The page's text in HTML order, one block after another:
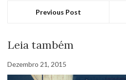
Previous Post
Leia também
Dezembro 21, 2015